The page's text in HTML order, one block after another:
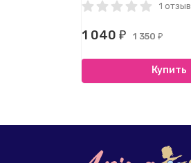
1 отзыв
1 040 ₽ 1 350 ₽
Купить